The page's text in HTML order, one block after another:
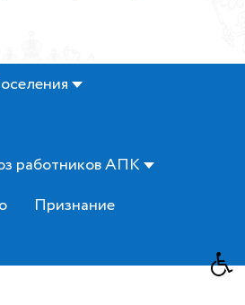
работников АПК
Признание